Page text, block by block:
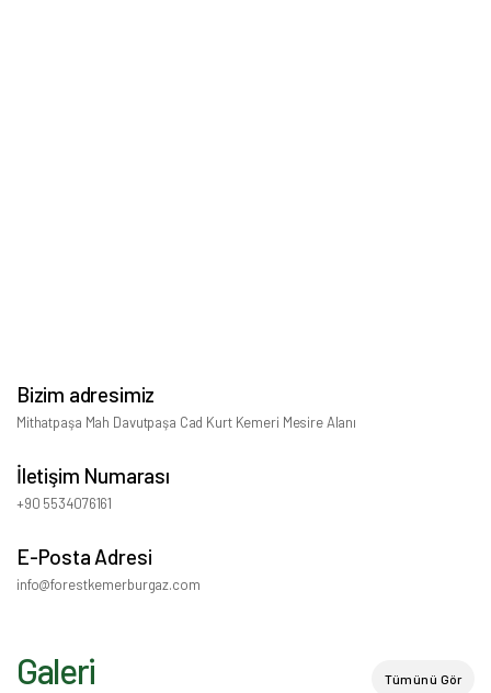
Bizim adresimiz
Mithatpaşa Mah Davutpaşa Cad Kurt Kemeri Mesire Alanı
İletişim Numarası
+90 5534076161
E-Posta Adresi
info@forestkemerburgaz.com
Galeri Tümünü Gör